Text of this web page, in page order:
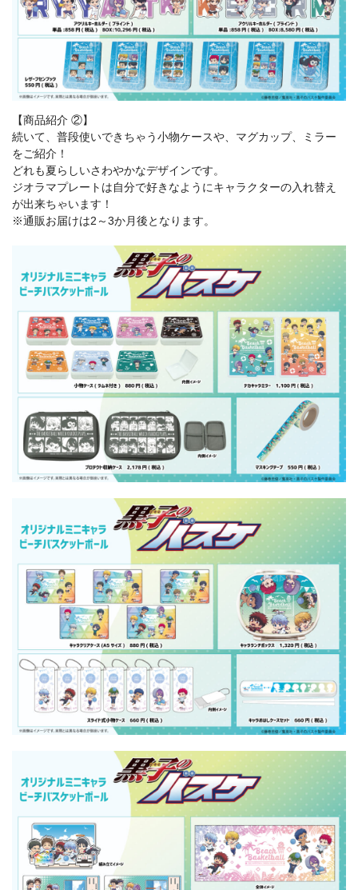
【商品紹介 ②】
続いて、普段使いできちゃう小物ケースや、マグカップ、ミラー
をご紹介！
どれも夏らしいさわやかなデザインです。
ジオラマプレートは自分で好きなようにキャラクターの入れ替え
が出来ちゃいます！
※通販お届けは2～3か月後となります。